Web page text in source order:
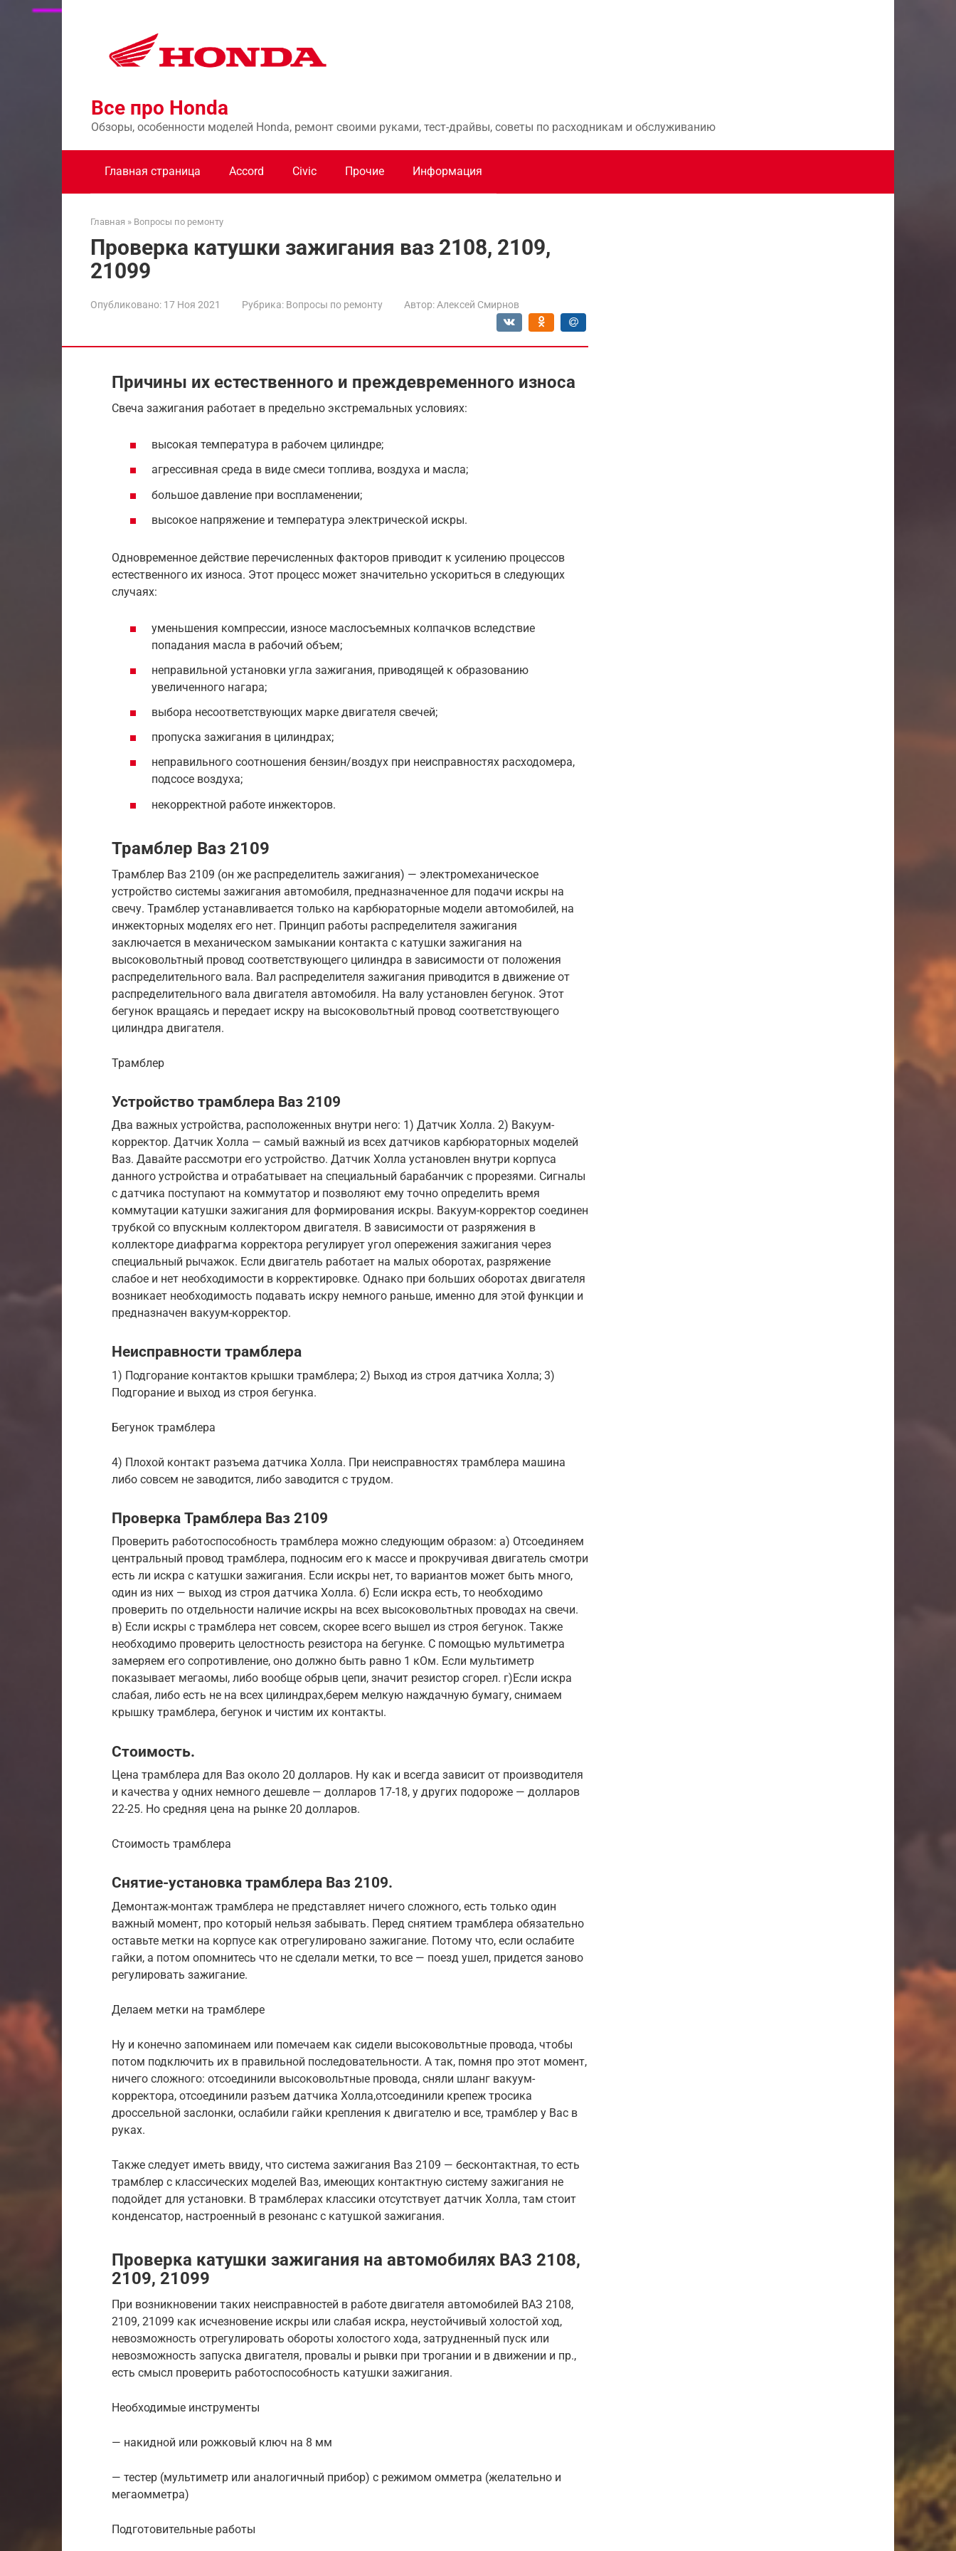
Перейти
Все про Honda
Обзоры, особенности моделей Honda, ремонт своими руками, тест-драйвы, советы по расходникам и обслуживанию
Главная страница Accord Civic Прочие Информация
Главная » Вопросы по ремонту
Проверка катушки зажигания ваз 2108, 2109,
21099
Опубликовано: 17 Ноя 2021 Рубрика: Вопросы по ремонту Автор: Алексей Смирнов
Причины их естественного и преждевременного износа
Свеча зажигания работает в предельно экстремальных условиях:
высокая температура в рабочем цилиндре;
агрессивная среда в виде смеси топлива, воздуха и масла;
большое давление при воспламенении;
высокое напряжение и температура электрической искры.
Одновременное действие перечисленных факторов приводит к усилению процессов
естественного их износа. Этот процесс может значительно ускориться в следующих
случаях:
уменьшения компрессии, износе маслосъемных колпачков вследствие
попадания масла в рабочий объем;
неправильной установки угла зажигания, приводящей к образованию
увеличенного нагара;
выбора несоответствующих марке двигателя свечей;
пропуска зажигания в цилиндрах;
неправильного соотношения бензин/воздух при неисправностях расходомера,
подсосе воздуха;
некорректной работе инжекторов.
Трамблер Ваз 2109
Трамблер Ваз 2109 (он же распределитель зажигания) — электромеханическое
устройство системы зажигания автомобиля, предназначенное для подачи искры на
свечу. Трамблер устанавливается только на карбюраторные модели автомобилей, на
инжекторных моделях его нет. Принцип работы распределителя зажигания
заключается в механическом замыкании контакта с катушки зажигания на
высоковольтный провод соответствующего цилиндра в зависимости от положения
распределительного вала. Вал распределителя зажигания приводится в движение от
распределительного вала двигателя автомобиля. На валу установлен бегунок. Этот
бегунок вращаясь и передает искру на высоковольтный провод соответствующего
цилиндра двигателя.
Трамблер
Устройство трамблера Ваз 2109
Два важных устройства, расположенных внутри него: 1) Датчик Холла. 2) Вакуум-
корректор. Датчик Холла — самый важный из всех датчиков карбюраторных моделей
Ваз. Давайте рассмотри его устройство. Датчик Холла установлен внутри корпуса
данного устройства и отрабатывает на специальный барабанчик с прорезями. Сигналы
с датчика поступают на коммутатор и позволяют ему точно определить время
коммутации катушки зажигания для формирования искры. Вакуум-корректор соединен
трубкой со впускным коллектором двигателя. В зависимости от разряжения в
коллекторе диафрагма корректора регулирует угол опережения зажигания через
специальный рычажок. Если двигатель работает на малых оборотах, разряжение
слабое и нет необходимости в корректировке. Однако при больших оборотах двигателя
возникает необходимость подавать искру немного раньше, именно для этой функции и
предназначен вакуум-корректор.
Неисправности трамблера
1) Подгорание контактов крышки трамблера; 2) Выход из строя датчика Холла; 3)
Подгорание и выход из строя бегунка.
Бегунок трамблера
4) Плохой контакт разъема датчика Холла. При неисправностях трамблера машина
либо совсем не заводится, либо заводится с трудом.
Проверка Трамблера Ваз 2109
Проверить работоспособность трамблера можно следующим образом: а) Отсоединяем
центральный провод трамблера, подносим его к массе и прокручивая двигатель смотри
есть ли искра с катушки зажигания. Если искры нет, то вариантов может быть много,
один из них — выход из строя датчика Холла. б) Если искра есть, то необходимо
проверить по отдельности наличие искры на всех высоковольтных проводах на свечи.
в) Если искры с трамблера нет совсем, скорее всего вышел из строя бегунок. Также
необходимо проверить целостность резистора на бегунке. С помощью мультиметра
замеряем его сопротивление, оно должно быть равно 1 кОм. Если мультиметр
показывает мегаомы, либо вообще обрыв цепи, значит резистор сгорел. г)Если искра
слабая, либо есть не на всех цилиндрах,берем мелкую наждачную бумагу, снимаем
крышку трамблера, бегунок и чистим их контакты.
Стоимость.
Цена трамблера для Ваз около 20 долларов. Ну как и всегда зависит от производителя
и качества у одних немного дешевле — долларов 17-18, у других подороже — долларов
22-25. Но средняя цена на рынке 20 долларов.
Стоимость трамблера
Снятие-установка трамблера Ваз 2109.
Демонтаж-монтаж трамблера не представляет ничего сложного, есть только один
важный момент, про который нельзя забывать. Перед снятием трамблера обязательно
оставьте метки на корпусе как отрегулировано зажигание. Потому что, если ослабите
гайки, а потом опомнитесь что не сделали метки, то все — поезд ушел, придется заново
регулировать зажигание.
Делаем метки на трамблере
Ну и конечно запоминаем или помечаем как сидели высоковольтные провода, чтобы
потом подключить их в правильной последовательности. А так, помня про этот момент,
ничего сложного: отсоединили высоковольтные провода, сняли шланг вакуум-
корректора, отсоединили разъем датчика Холла,отсоединили крепеж тросика
дроссельной заслонки, ослабили гайки крепления к двигателю и все, трамблер у Вас в
руках.
Также следует иметь ввиду, что система зажигания Ваз 2109 — бесконтактная, то есть
трамблер с классических моделей Ваз, имеющих контактную систему зажигания не
подойдет для установки. В трамблерах классики отсутствует датчик Холла, там стоит
конденсатор, настроенный в резонанс с катушкой зажигания.
Проверка катушки зажигания на автомобилях ВАЗ 2108,
2109, 21099
При возникновении таких неисправностей в работе двигателя автомобилей ВАЗ 2108,
2109, 21099 как исчезновение искры или слабая искра, неустойчивый холостой ход,
невозможность отрегулировать обороты холостого хода, затрудненный пуск или
невозможность запуска двигателя, провалы и рывки при трогании и в движении и пр.,
есть смысл проверить работоспособность катушки зажигания.
Необходимые инструменты
— накидной или рожковый ключ на 8 мм
— тестер (мультиметр или аналогичный прибор) с режимом омметра (желательно и
мегаомметра)
Подготовительные работы